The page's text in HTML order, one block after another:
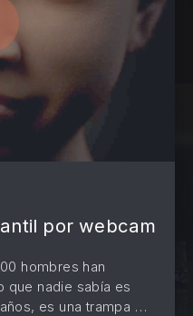
por webcam
hombres han
que nadie sabía es
es una trampa …